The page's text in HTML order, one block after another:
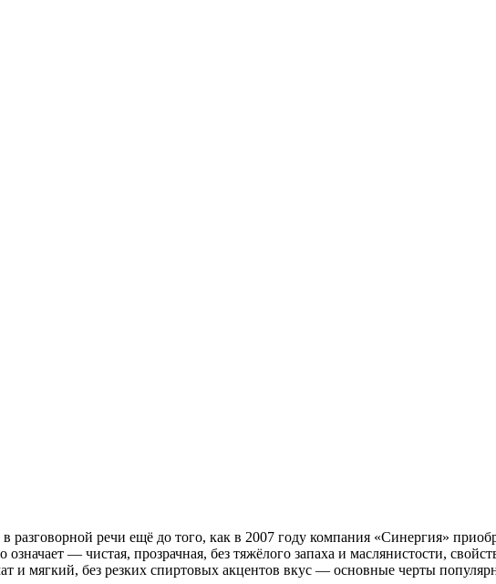
речи ещё до того, как в 2007 году компания «Синергия»
означает — чистая, прозрачная, без тяжёлого запаха и маслянистости,
и мягкий, без резких спиртовых акцентов вкус — основные черты